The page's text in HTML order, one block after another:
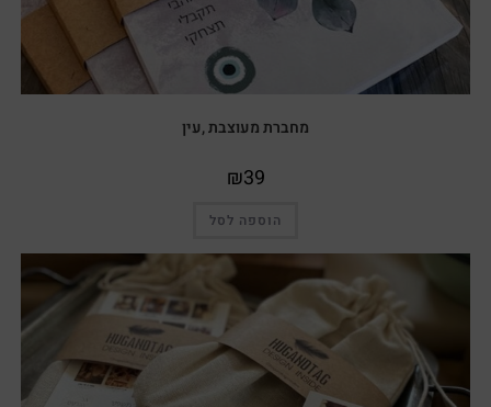
מחברת מעוצבת ,עין
₪39
הוספה לסל